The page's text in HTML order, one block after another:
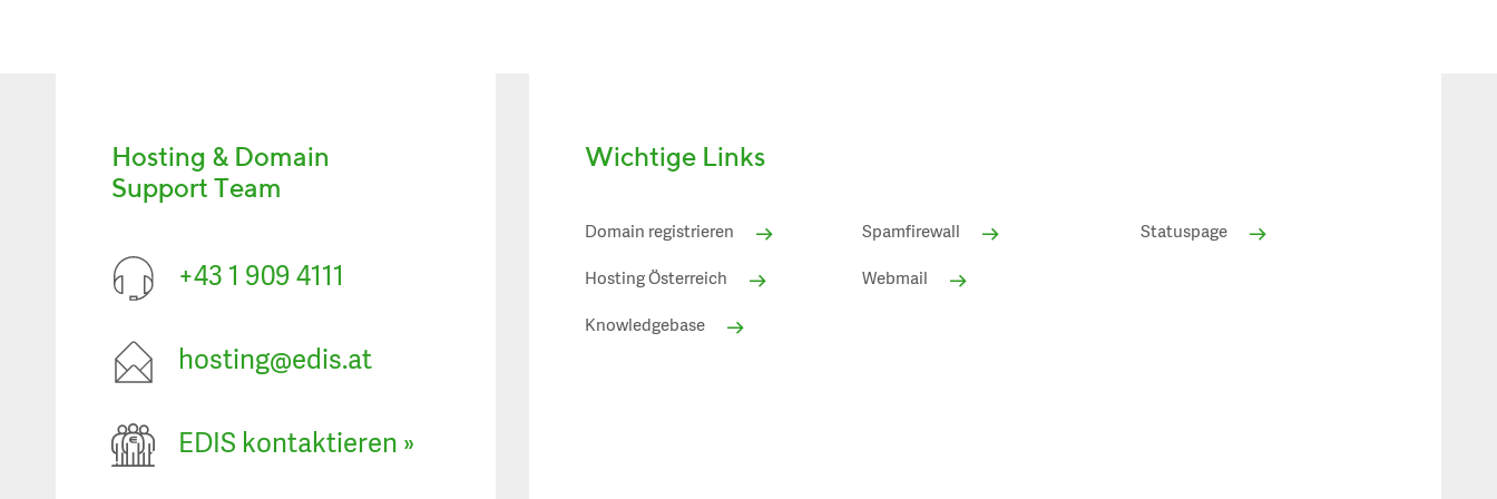
Hosting & Domain
Support Team
+43 1 909 4111
hosting@edis.at
EDIS kontaktieren »
Wichtige Links
Domain registrieren
Hosting Österreich
Knowledgebase
Spamfirewall
Webmail
Statuspage